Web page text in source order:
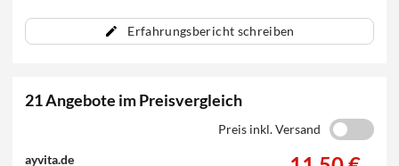
Erfahrungsbericht schreiben
21 Angebote im Preisvergleich
Preis inkl. Versand
ayvita.de